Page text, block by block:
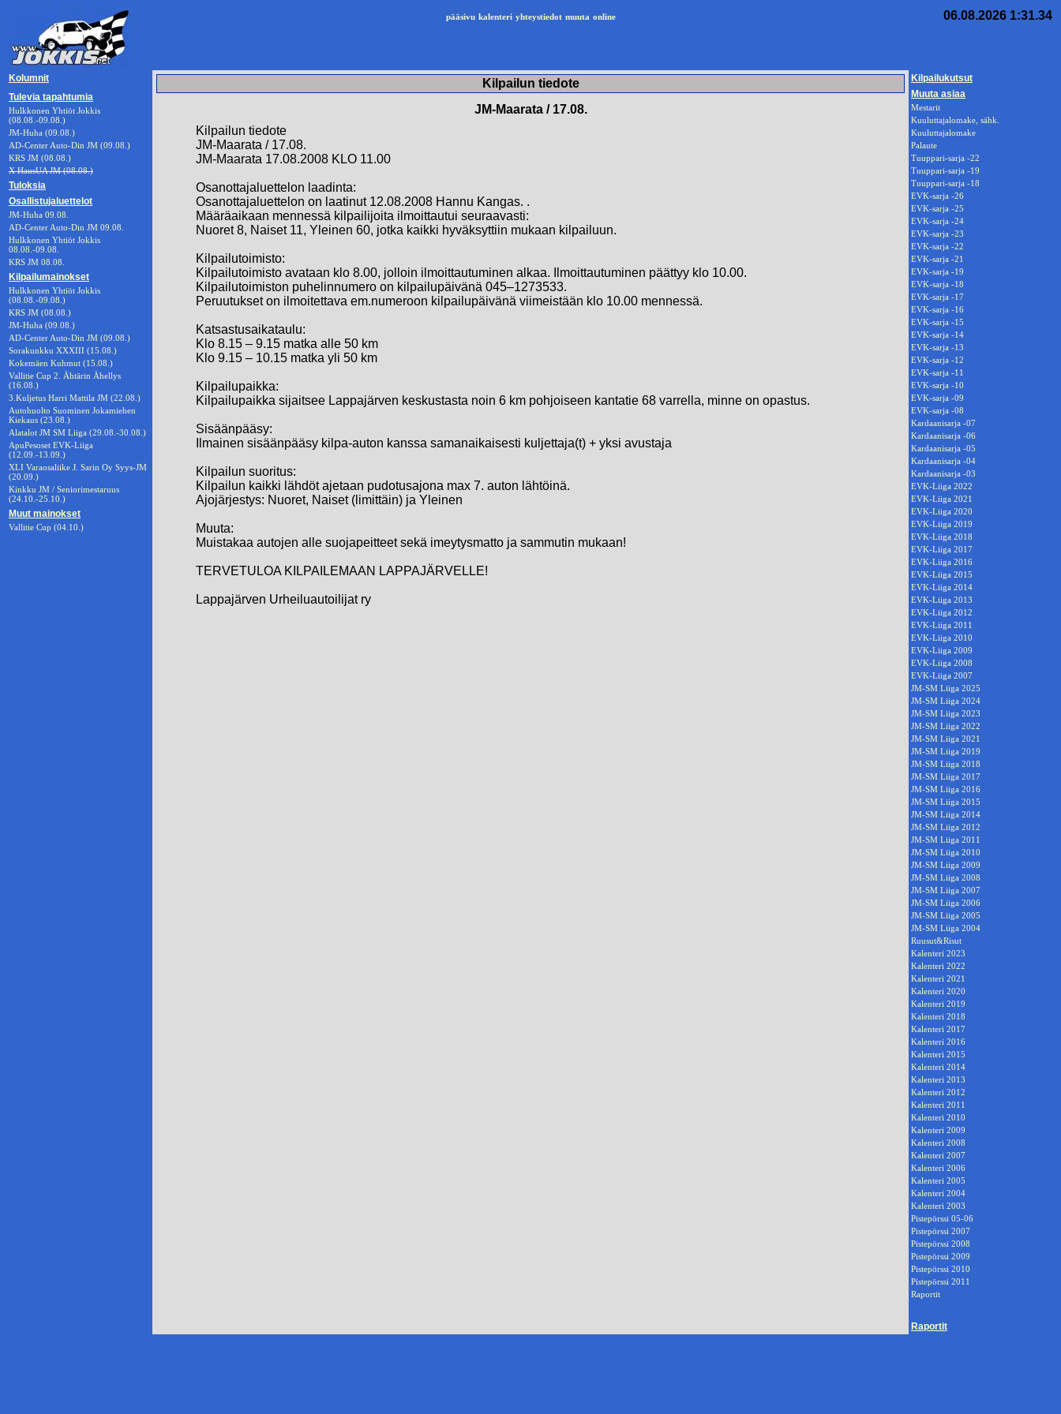
pääsivu kalenteri yhteystiedot muuta online 06.08.2026 1:31.34
Kolumnit
Tulevia tapahtumia
Hulkkonen Yhtiöt Jokkis
(08.08.-09.08.)
JM-Huha (09.08.)
AD-Center Auto-Din JM (09.08.)
KRS JM (08.08.)
X HausUA JM (08.08.)
Tuloksia
Osallistujaluettelot
JM-Huha 09.08.
AD-Center Auto-Din JM 09.08.
Hulkkonen Yhtiöt Jokkis
08.08.-09.08.
KRS JM 08.08.
Kilpailumainokset
Hulkkonen Yhtiöt Jokkis
(08.08.-09.08.)
KRS JM (08.08.)
JM-Huha (09.08.)
AD-Center Auto-Din JM (09.08.)
Sorakunkku XXXIII (15.08.)
Kokemäen Kuhmut (15.08.)
Vallitie Cup 2. Ähtärin Ähellys
(16.08.)
3.Kuljetus Harri Mattila JM (22.08.)
Autohuolto Suominen Jokamiehen
Kiekaus (23.08.)
Alatalot JM SM Liiga (29.08.-30.08.)
ApuPesoset EVK-Liiga
(12.09.-13.09.)
XLI Varaosaliike J. Sarin Oy Syys-JM
(20.09.)
Kinkku JM / Seniorimestaruus
(24.10.-25.10.)
Muut mainokset
Vallitie Cup (04.10.)
Kilpailun tiedote
JM-Maarata / 17.08.
Kilpailun tiedote
JM-Maarata / 17.08.
JM-Maarata 17.08.2008 KLO 11.00
Osanottajaluettelon laadinta:
Osanottajaluettelon on laatinut 12.08.2008 Hannu Kangas. .
Määräaikaan mennessä kilpailijoita ilmoittautui seuraavasti:
Nuoret 8, Naiset 11, Yleinen 60, jotka kaikki hyväksyttiin mukaan kilpailuun.
Kilpailutoimisto:
Kilpailutoimisto avataan klo 8.00, jolloin ilmoittautuminen alkaa. Ilmoittautuminen päättyy klo 10.00.
Kilpailutoimiston puhelinnumero on kilpailupäivänä 045–1273533.
Peruutukset on ilmoitettava em.numeroon kilpailupäivänä viimeistään klo 10.00 mennessä.
Katsastusaikataulu:
Klo 8.15 – 9.15 matka alle 50 km
Klo 9.15 – 10.15 matka yli 50 km
Kilpailupaikka:
Kilpailupaikka sijaitsee Lappajärven keskustasta noin 6 km pohjoiseen kantatie 68 varrella, minne on opastus.
Sisäänpääsy:
Ilmainen sisäänpääsy kilpa-auton kanssa samanaikaisesti kuljettaja(t) + yksi avustaja
Kilpailun suoritus:
Kilpailun kaikki lähdöt ajetaan pudotusajona max 7. auton lähtöinä.
Ajojärjestys: Nuoret, Naiset (limittäin) ja Yleinen
Muuta:
Muistakaa autojen alle suojapeitteet sekä imeytysmatto ja sammutin mukaan!
TERVETULOA KILPAILEMAAN LAPPAJÄRVELLE!
Lappajärven Urheiluautoilijat ry
Kilpailukutsut
Muuta asiaa
Mestarit
Kuuluttajalomake, sähk.
Kuuluttajalomake
Palaute
Tuuppari-sarja -22
Tuuppari-sarja -19
Tuuppari-sarja -18
EVK-sarja -26
EVK-sarja -25
EVK-sarja -24
EVK-sarja -23
EVK-sarja -22
EVK-sarja -21
EVK-sarja -19
EVK-sarja -18
EVK-sarja -17
EVK-sarja -16
EVK-sarja -15
EVK-sarja -14
EVK-sarja -13
EVK-sarja -12
EVK-sarja -11
EVK-sarja -10
EVK-sarja -09
EVK-sarja -08
Kardaanisarja -07
Kardaanisarja -06
Kardaanisarja -05
Kardaanisarja -04
Kardaanisarja -03
EVK-Liiga 2022
EVK-Liiga 2021
EVK-Liiga 2020
EVK-Liiga 2019
EVK-Liiga 2018
EVK-Liiga 2017
EVK-Liiga 2016
EVK-Liiga 2015
EVK-Liiga 2014
EVK-Liiga 2013
EVK-Liiga 2012
EVK-Liiga 2011
EVK-Liiga 2010
EVK-Liiga 2009
EVK-Liiga 2008
EVK-Liiga 2007
JM-SM Liiga 2025
JM-SM Liiga 2024
JM-SM Liiga 2023
JM-SM Liiga 2022
JM-SM Liiga 2021
JM-SM Liiga 2019
JM-SM Liiga 2018
JM-SM Liiga 2017
JM-SM Liiga 2016
JM-SM Liiga 2015
JM-SM Liiga 2014
JM-SM Liiga 2012
JM-SM Liiga 2011
JM-SM Liiga 2010
JM-SM Liiga 2009
JM-SM Liiga 2008
JM-SM Liiga 2007
JM-SM Liiga 2006
JM-SM Liiga 2005
JM-SM Liiga 2004
Ruusut&Risut
Kalenteri 2023
Kalenteri 2022
Kalenteri 2021
Kalenteri 2020
Kalenteri 2019
Kalenteri 2018
Kalenteri 2017
Kalenteri 2016
Kalenteri 2015
Kalenteri 2014
Kalenteri 2013
Kalenteri 2012
Kalenteri 2011
Kalenteri 2010
Kalenteri 2009
Kalenteri 2008
Kalenteri 2007
Kalenteri 2006
Kalenteri 2005
Kalenteri 2004
Kalenteri 2003
Pistepörssi 05-06
Pistepörssi 2007
Pistepörssi 2008
Pistepörssi 2009
Pistepörssi 2010
Pistepörssi 2011
Raportit
Raportit